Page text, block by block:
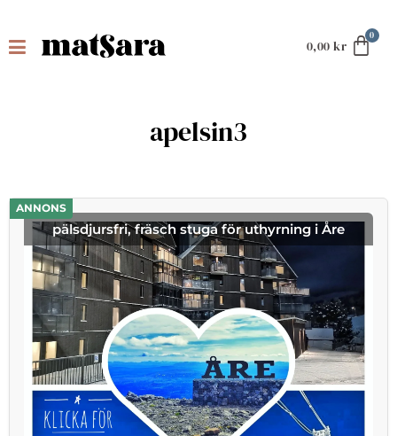
0,00 kr
apelsin3
ANNONS
pälsdjursfri, fräsch stuga för uthyrning i Åre